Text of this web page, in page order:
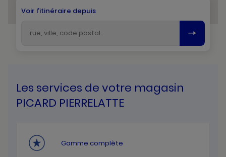
Voir l'itinéraire depuis
Les services de votre magasin
PICARD PIERRELATTE
Gamme complète